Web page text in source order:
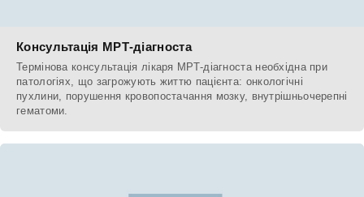
Консультація МРТ-діагноста
Термінова консультація лікаря МРТ-діагноста необхідна при
патологіях, що загрожують життю пацієнта: онкологічні
пухлини, порушення кровопостачання мозку, внутрішньочерепні
гематоми.